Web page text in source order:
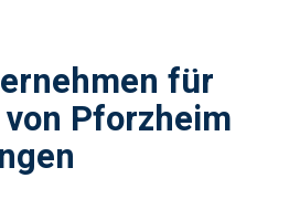
für
Pforzheim